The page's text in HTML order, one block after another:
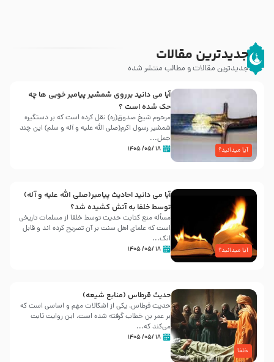
جدیدترین مقالات
جدیدترین مقالات و مطالب منتشر شده
آیا میدانید؟
آیا می دانید برروی شمشیر پیامبر خوبی ها چه
حک شده است ؟
مرحوم شیخ صدوق(ره) نقل کرده است که بر دستگیره
شمشیر رسول اکرم(صلی الله علیه و آله و سلم) این چند
جمل...
۱۸ /۰۵/ ۱۴۰۵
آیا میدانید؟
آیا می دانید احادیث پیامبر(صلی الله علیه و آله)
توسط خلفا به آتش کشیده شد؟
مسأله منع کتابت حدیث توسط خلفا از مسلمات تاریخی
است که علمای اهل سنت بر آن تصریح کرده اند و قابل
انک...
۱۸ /۰۵/ ۱۴۰۵
خلفا
حدیث قرطاس (منابع شیعه)
حدیث قرطاس، یکی از اشکالات مهم و اساسی است که
بر عمر بن خطاب گرفته شده است، این روایت ثابت
می‌کند که...
۱۸ /۰۵/ ۱۴۰۵